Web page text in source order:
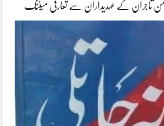
تاجران کے عہدیداران سے تعارفی میٹنگ